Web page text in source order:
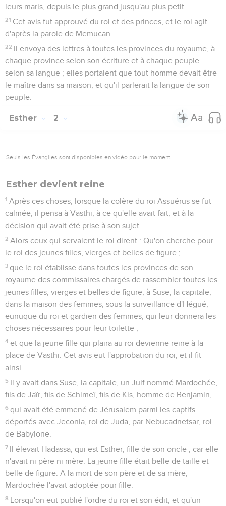
leurs maris, depuis le plus grand jusqu'au plus petit.
21 Cet avis fut approuvé du roi et des princes, et le roi agit
d'après la parole de Memucan.
22 Il envoya des lettres à toutes les provinces du royaume, à
chaque province selon son écriture et à chaque peuple
selon sa langue ; elles portaient que tout homme devait être
le maître dans sa maison, et qu'il parlerait la langue de son
peuple.
Esther 2
Seuls les Évangiles sont disponibles en vidéo pour le moment.
Esther devient reine
1 Après ces choses, lorsque la colère du roi Assuérus se fut
calmée, il pensa à Vasthi, à ce qu'elle avait fait, et à la
décision qui avait été prise à son sujet.
2 Alors ceux qui servaient le roi dirent : Qu'on cherche pour
le roi des jeunes filles, vierges et belles de figure ;
3 que le roi établisse dans toutes les provinces de son
royaume des commissaires chargés de rassembler toutes les
jeunes filles, vierges et belles de figure, à Suse, la capitale,
dans la maison des femmes, sous la surveillance d'Hégué,
eunuque du roi et gardien des femmes, qui leur donnera les
choses nécessaires pour leur toilette ;
4 et que la jeune fille qui plaira au roi devienne reine à la
place de Vasthi. Cet avis eut l'approbation du roi, et il fit
ainsi.
5 Il y avait dans Suse, la capitale, un Juif nommé Mardochée,
fils de Jaïr, fils de Schimeï, fils de Kis, homme de Benjamin,
6 qui avait été emmené de Jérusalem parmi les captifs
déportés avec Jeconia, roi de Juda, par Nebucadnetsar, roi
de Babylone.
7 Il élevait Hadassa, qui est Esther, fille de son oncle ; car elle
n'avait ni père ni mère. La jeune fille était belle de taille et
belle de figure. A la mort de son père et de sa mère,
Mardochée l'avait adoptée pour fille.
8 Lorsqu'on eut publié l'ordre du roi et son édit, et qu'un